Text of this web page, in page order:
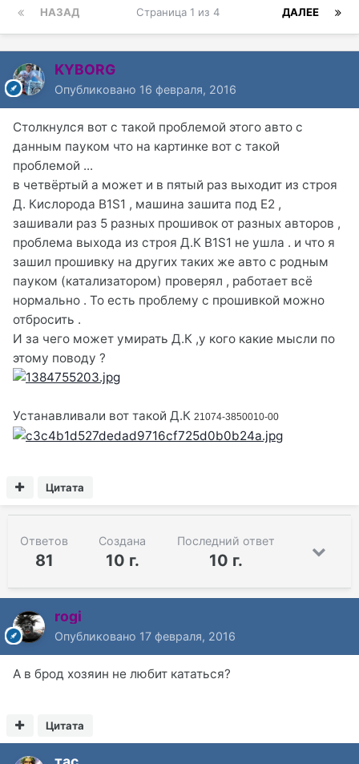
НАЗАД ДАЛЕЕ
Страница 1 из 4
KYBORG
Опубликовано 16 февраля, 2016
Столкнулся вот с такой проблемой этого авто с
данным пауком что на картинке вот с такой
проблемой ...
в четвёртый а может и в пятый раз выходит из строя
Д. Кислорода B1S1 , машина зашита под Е2 ,
зашивали раз 5 разных прошивок от разных авторов ,
проблема выхода из строя Д.К B1S1 не ушла . и что я
зашил прошивку на других таких же авто с родным
пауком (катализатором) проверял , работает всё
нормально . То есть проблему с прошивкой можно
отбросить .
И за чего может умирать Д.К ,у кого какие мысли по
этому поводу ?
Устанавливали вот такой Д.К 21074-3850010-00
Цитата
Ответов
81
Создана
10 г.
Последний ответ
10 г.
rogi
Опубликовано 17 февраля, 2016
А в брод хозяин не любит кататься?
Цитата